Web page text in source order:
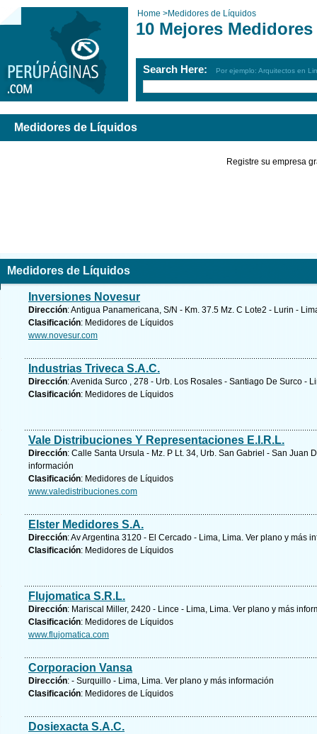
Home >Medidores de Líquidos
10 Mejores
Search Here: Por ejemplo: Arquitectos en
Medidores de Líquidos
Registre su empresa
Medidores de Líquidos
Inversiones Novesur
Dirección: Antigua Panamericana, S/N - Km. 37.5 Mz. C Lote2 - Lurin -
Clasificación: Medidores de Líquidos
www.novesur.com
Industrias Triveca S.A.C.
Dirección: Avenida Surco , 278 - Urb. Los Rosales - Santiago De Surco -
Clasificación: Medidores de Líquidos
Vale Distribuciones Y Representaciones E.I.R.L.
Dirección: Calle Santa Ursula - Mz. P Lt. 34, Urb. San Gabriel - San Juan
información
Clasificación: Medidores de Líquidos
www.valedistribuciones.com
Elster Medidores S.A.
Dirección: Av Argentina 3120 - El Cercado - Lima, Lima. Ver plano y más
Clasificación: Medidores de Líquidos
Flujomatica S.R.L.
Dirección: Mariscal Miller, 2420 - Lince - Lima, Lima. Ver plano y más
Clasificación: Medidores de Líquidos
www.flujomatica.com
Corporacion Vansa
Dirección: - Surquillo - Lima, Lima. Ver plano y más información
Clasificación: Medidores de Líquidos
Dosiexacta S.A.C.